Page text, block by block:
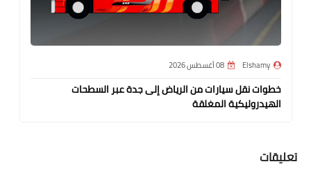
Elshamy 08 أغسطس 2026
خطوات نقل سيارات من الرياض إلى جدة عبر السطحات
الهيدروليكية المغلقة
تعليقات